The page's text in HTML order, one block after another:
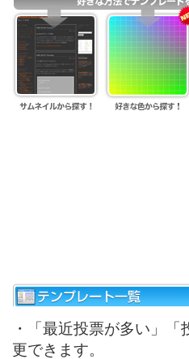
・「最近投票が多い」
更できます。